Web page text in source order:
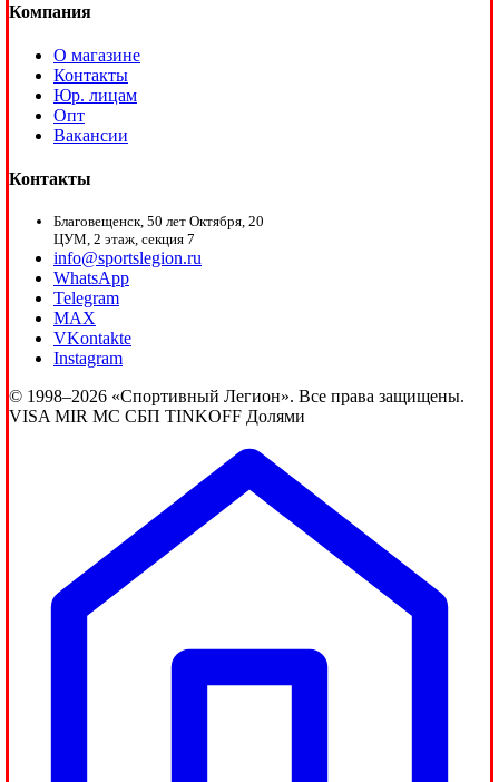
Компания
О магазине
Контакты
Юр. лицам
Опт
Вакансии
Контакты
Благовещенск, 50 лет Октября, 20
ЦУМ, 2 этаж, секция 7
info@sportslegion.ru
WhatsApp
Telegram
MAX
VKontakte
Instagram
© 1998–2026 «Спортивный Легион». Все права защищены.
VISA MIR MC СБП TINKOFF Долями